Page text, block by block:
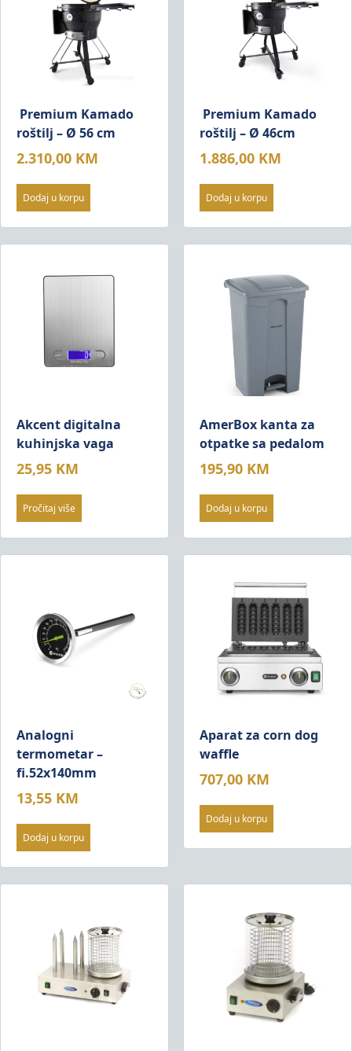
Premium Kamado
roštilj – Ø 56 cm
2.310,00 KM
Dodaj u korpu
Premium Kamado
roštilj – Ø 46cm
1.886,00 KM
Dodaj u korpu
Akcent digitalna
kuhinjska vaga
25,95 KM
Pročitaj više
AmerBox kanta za
otpatke sa pedalom
195,90 KM
Dodaj u korpu
Analogni
termometar –
fi.52x140mm
13,55 KM
Dodaj u korpu
Aparat za corn dog
waffle
707,00 KM
Dodaj u korpu